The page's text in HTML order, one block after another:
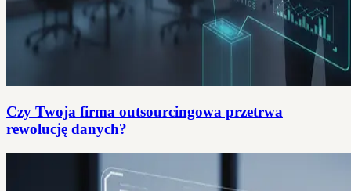
Czy Twoja firma outsourcingowa przetrwa
rewolucję danych?